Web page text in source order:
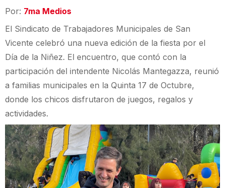
Por: 7ma Medios
El Sindicato de Trabajadores Municipales de San
Vicente celebró una nueva edición de la fiesta por el
Día de la Niñez. El encuentro, que contó con la
participación del intendente Nicolás Mantegazza, reunió
a familias municipales en la Quinta 17 de Octubre,
donde los chicos disfrutaron de juegos, regalos y
actividades.